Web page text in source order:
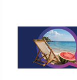
לפאר את בית
צריך
רבנו בחיי
- "הרי